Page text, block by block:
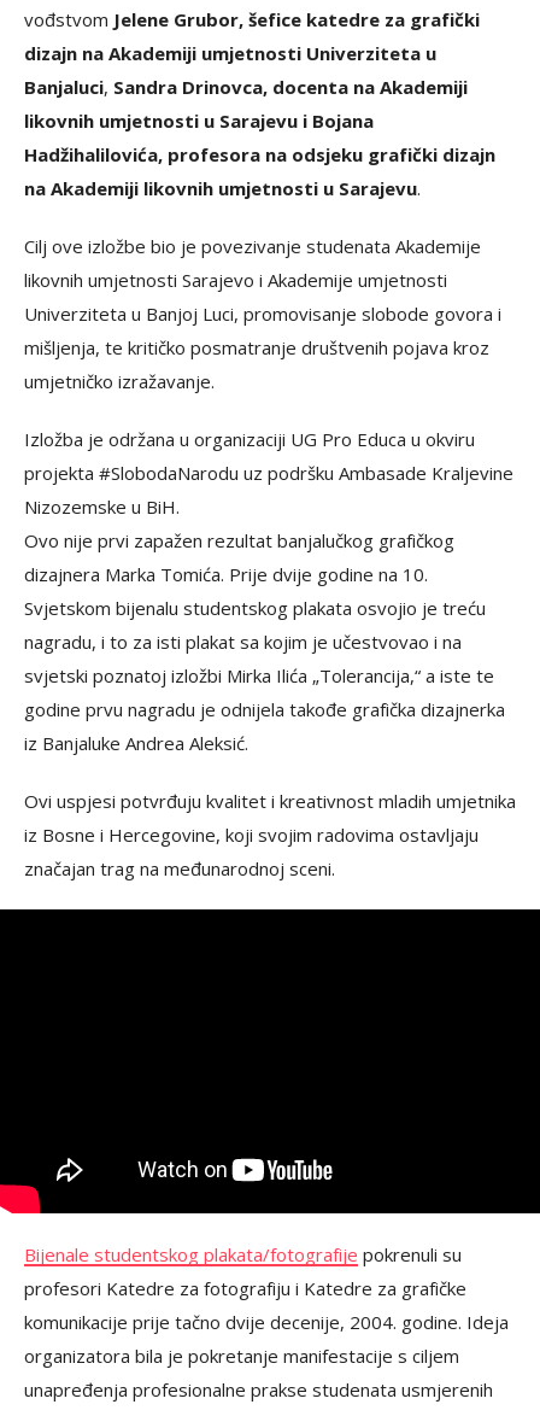
vođstvom Jelene Grubor, šefice katedre za grafički
dizajn na Akademiji umjetnosti Univerziteta u
Banjaluci, Sandra Drinovca, docenta na Akademiji
likovnih umjetnosti u Sarajevu i Bojana
Hadžihalilovića, profesora na odsjeku grafički dizajn
na Akademiji likovnih umjetnosti u Sarajevu.
Cilj ove izložbe bio je povezivanje studenata Akademije
likovnih umjetnosti Sarajevo i Akademije umjetnosti
Univerziteta u Banjoj Luci, promovisanje slobode govora i
mišljenja, te kritičko posmatranje društvenih pojava kroz
umjetničko izražavanje.
Izložba je održana u organizaciji UG Pro Educa u okviru
projekta #SlobodaNarodu uz podršku Ambasade Kraljevine
Nizozemske u BiH.
Ovo nije prvi zapažen rezultat banjalučkog grafičkog
dizajnera Marka Tomića. Prije dvije godine na 10.
Svjetskom bijenalu studentskog plakata osvojio je treću
nagradu, i to za isti plakat sa kojim je učestvovao i na
svjetski poznatoj izložbi Mirka Ilića „Tolerancija,“ a iste te
godine prvu nagradu je odnijela takođe grafička dizajnerka
iz Banjaluke Andrea Aleksić.
Ovi uspjesi potvrđuju kvalitet i kreativnost mladih umjetnika
iz Bosne i Hercegovine, koji svojim radovima ostavljaju
značajan trag na međunarodnoj sceni.
Bijenale studentskog plakata/fotografije pokrenuli su
profesori Katedre za fotografiju i Katedre za grafičke
komunikacije prije tačno dvije decenije, 2004. godine. Ideja
organizatora bila je pokretanje manifestacije s ciljem
unapređenja profesionalne prakse studenata usmjerenih